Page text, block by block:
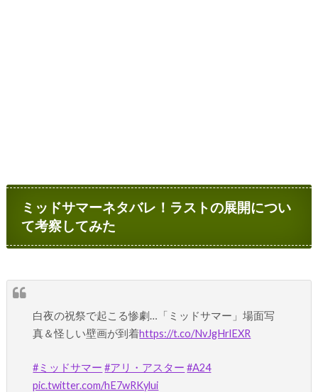
ミッドサマーネタバレ！ラストの展開につい
て考察してみた
白夜の祝祭で起こる惨劇…「ミッドサマー」場面写
真＆怪しい壁画が到着https://t.co/NvJgHrlEXR
#ミッドサマー #アリ・アスター #A24
pic.twitter.com/hE7wRKylui